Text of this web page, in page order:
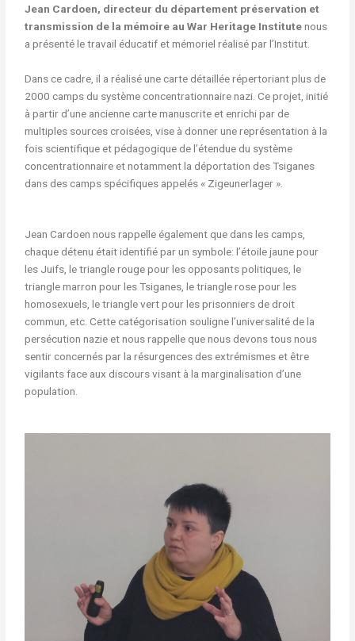
Jean Cardoen, directeur du département préservation et
transmission de la mémoire au War Heritage Institutenous
a présenté le travail éducatif et mémoriel réalisé par l’Institut.
Dans ce cadre, il a réalisé une carte détaillée répertoriant plus de
2000 camps du système concentrationnaire nazi. Ce projet, initié
à partir d’une ancienne carte manuscrite et enrichi par de
multiples sources croisées, vise à donner une représentation à la
fois scientifique et pédagogique de l’étendue du système
concentrationnaire et notamment la déportation des Tsiganes
dans des camps spécifiques appelés « Zigeunerlager ».
Jean Cardoen nous rappelle également que dans les camps,
chaque détenu était identifié par un symbole: l’étoile jaune pour
les Juifs, le triangle rouge pour les opposants politiques, le
triangle marron pour les Tsiganes, le triangle rose pour les
homosexuels, le triangle vert pour les prisonniers de droit
commun, etc. Cette catégorisation souligne l’universalité de la
persécution nazie et nous rappelle que nous devons tous nous
sentir concernés par la résurgences des extrémismes et être
vigilants face aux discours visant à la marginalisation d’une
population.